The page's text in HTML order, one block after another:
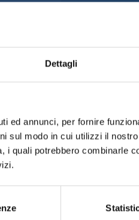
Dettagli
ed annunci, per fornire
sul modo in cui utilizzi il
i quali potrebbero combinarle